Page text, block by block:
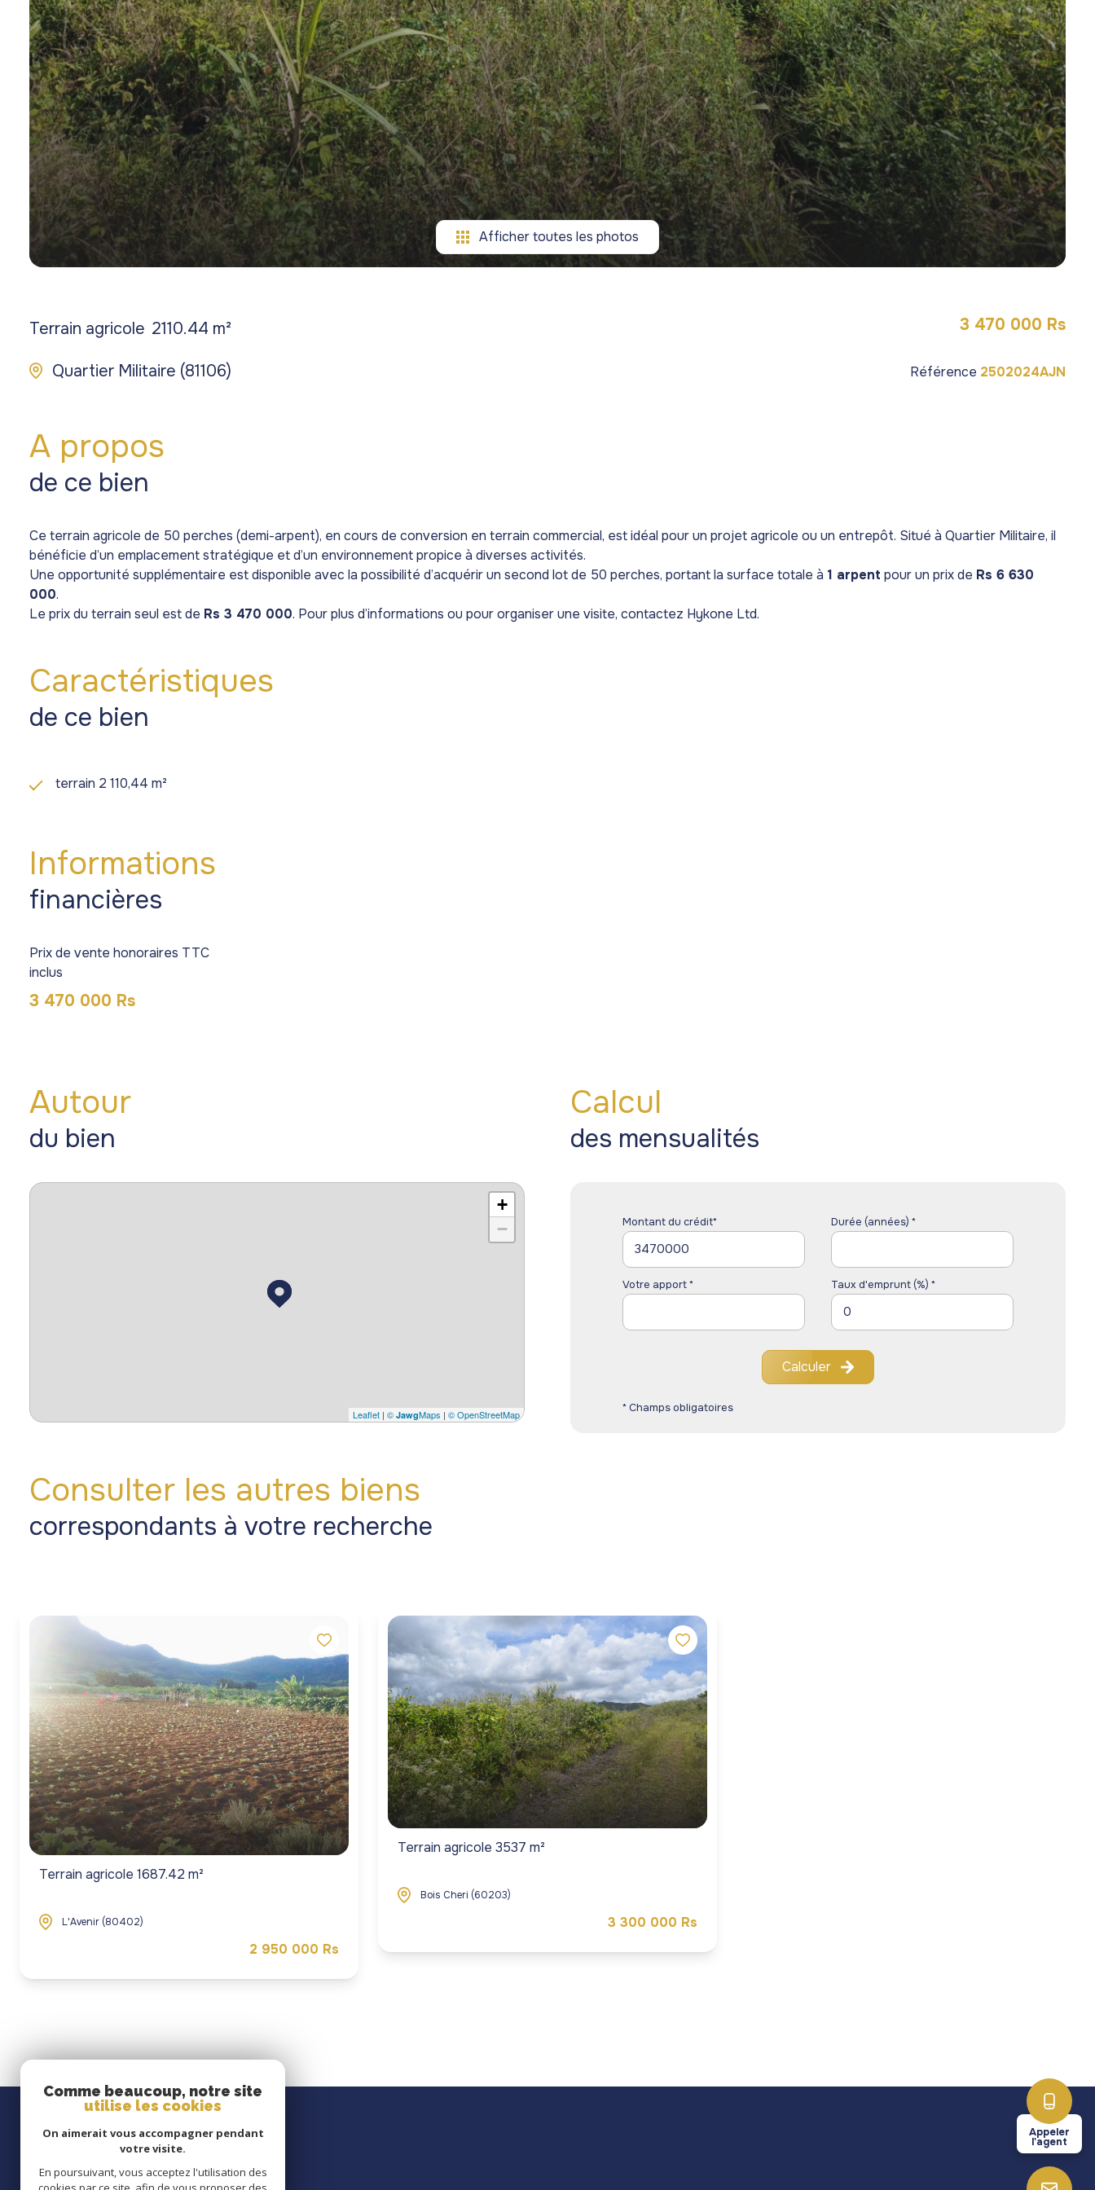
Appeler
l'agent
Afficher toutes les photos
Terrain agricole 2110.44 m²
Quartier Militaire (81106)
3 470 000 Rs
Référence 2502024AJN
A propos
de ce bien
Ce terrain agricole de 50 perches (demi-arpent), en cours de conversion en terrain commercial, est idéal pour un projet agricole ou un entrepôt. Situé à Quartier Militaire, il
bénéficie d’un emplacement stratégique et d’un environnement propice à diverses activités.
Une opportunité supplémentaire est disponible avec la possibilité d’acquérir un second lot de 50 perches, portant la surface totale à 1 arpent pour un prix de Rs 6 630
000.
Le prix du terrain seul est de Rs 3 470 000. Pour plus d’informations ou pour organiser une visite, contactez Hykone Ltd.
Caractéristiques
de ce bien
terrain 2 110,44 m²
Informations
financières
Prix de vente honoraires TTC
inclus
3 470 000 Rs
Autour
du bien
+
−
Leaflet | © JawgMaps | © OpenStreetMap
Calcul
des mensualités
Montant du crédit* Durée (années) *
Votre apport * Taux d'emprunt (%) *
Calculer
* Champs obligatoires
Consulter les autres biens
correspondants à votre recherche
Terrain agricole 1687.42 m²
L'Avenir (80402)
2 950 000 Rs
Terrain agricole 3537 m²
Bois Cheri (60203)
3 300 000 Rs
Comme beaucoup, notre site
utilise les cookies
On aimerait vous accompagner pendant
votre visite.
En poursuivant, vous acceptez l'utilisation des